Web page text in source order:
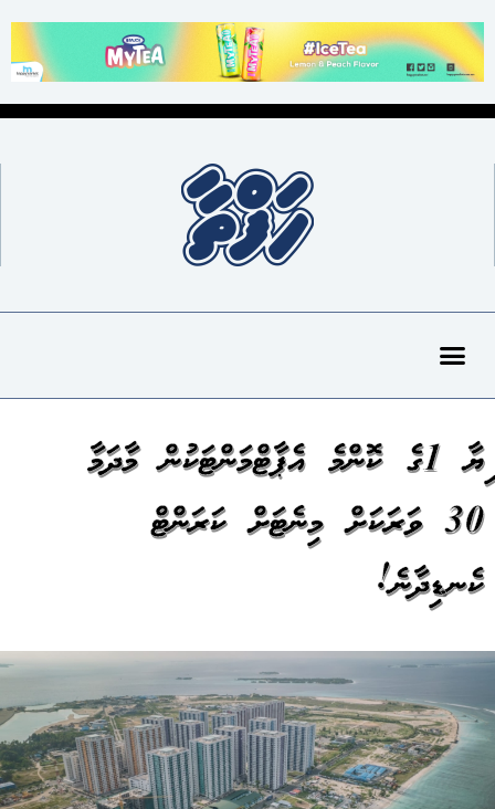
ހިޔާ 1ގެ ކޮންމެ އެޕާޓްމަންޓަކުން މާދަމާ
30 ވަރަކަށް މިނެޓަށް ކަރަންޓް
ކެނޑިދާނެ!